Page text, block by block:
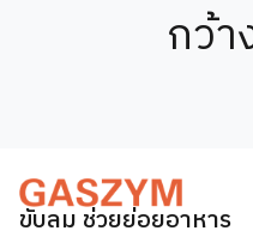
กว้า
ขับลม ช่วยย่อยอาหาร